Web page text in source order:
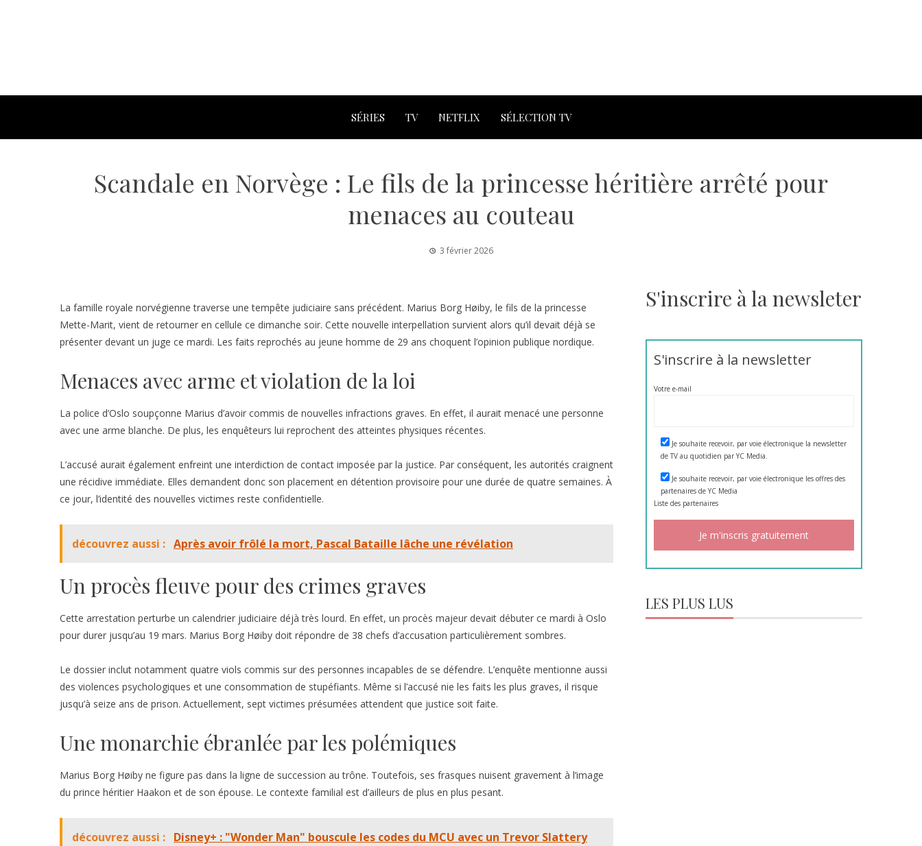
SÉRIES TV NETFLIX SÉLECTION TV
Scandale en Norvège : Le fils de la princesse héritière arrêté pour
menaces au couteau
3 février 2026
La famille royale norvégienne traverse une tempête judiciaire sans précédent. Marius Borg Høiby, le fils de la princesse
Mette-Marit, vient de retourner en cellule ce dimanche soir. Cette nouvelle interpellation survient alors qu’il devait déjà se
présenter devant un juge ce mardi. Les faits reprochés au jeune homme de 29 ans choquent l’opinion publique nordique.
Menaces avec arme et violation de la loi
La police d’Oslo soupçonne Marius d’avoir commis de nouvelles infractions graves. En effet, il aurait menacé une personne
avec une arme blanche. De plus, les enquêteurs lui reprochent des atteintes physiques récentes.
L’accusé aurait également enfreint une interdiction de contact imposée par la justice. Par conséquent, les autorités craignent
une récidive immédiate. Elles demandent donc son placement en détention provisoire pour une durée de quatre semaines. À
ce jour, l’identité des nouvelles victimes reste confidentielle.
découvrez aussi : Après avoir frôlé la mort, Pascal Bataille lâche une révélation
Un procès fleuve pour des crimes graves
Cette arrestation perturbe un calendrier judiciaire déjà très lourd. En effet, un procès majeur devait débuter ce mardi à Oslo
pour durer jusqu’au 19 mars. Marius Borg Høiby doit répondre de 38 chefs d’accusation particulièrement sombres.
Le dossier inclut notamment quatre viols commis sur des personnes incapables de se défendre. L’enquête mentionne aussi
des violences psychologiques et une consommation de stupéfiants. Même si l’accusé nie les faits les plus graves, il risque
jusqu’à seize ans de prison. Actuellement, sept victimes présumées attendent que justice soit faite.
Une monarchie ébranlée par les polémiques
Marius Borg Høiby ne figure pas dans la ligne de succession au trône. Toutefois, ses frasques nuisent gravement à l’image
du prince héritier Haakon et de son épouse. Le contexte familial est d’ailleurs de plus en plus pesant.
découvrez aussi : Disney+ : "Wonder Man" bouscule les codes du MCU avec un Trevor Slattery
S'inscrire à la newsleter
S'inscrire à la newsletter
Votre e-mail
Je souhaite recevoir, par voie électronique la newsletter
de TV au quotidien par YC Media.
Je souhaite recevoir, par voie électronique les offres des
partenaires de YC Media
Liste des partenaires
LES PLUS LUS